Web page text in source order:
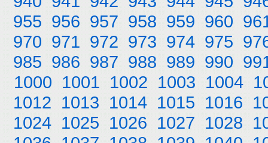
955 956 957 958 959 960
970 971 972 973 974 975
985 986 987 988 989 990
1000 1001 1002 1003 1004
1012 1013 1014 1015 1016
1024 1025 1026 1027 1028